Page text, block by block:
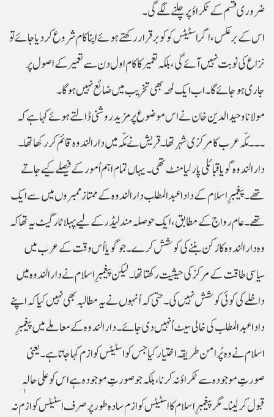
ضروری قسم کے ٹکراؤ پر چلنے لگے گی۔
اس کے برعکس، اگر اسٹیٹس کو کو برقرار رکھتے ہوئے اپنا کام شروع کردیا جائے تو
نزاع کی نوبت نہیں آئے گی، بلکہ تعمیر کا کام اول دن سے تعمیر کے اصول پر
جاری ہوجائے گا۔ اب ایک لمحہ بھی تخریب میں ضائع نہیں ہوگا۔
مولانا وحید الدین خان نے اس موضوع پر مزید روشنی ڈالتے ہوئے کہا ہے کہ
۔۔۔ مکّہ عرب کا مرکزی شہر تھا۔ قریش نے مکّہ میں دار الندوہ قائم کررکھا تھا۔
دار الندوہ گویا قبائلی پارلیامنٹ تھی۔یہاں تمام اہم اُمور کے فیصلے کیے جاتے
تھے۔ پیغمبرِ اسلام کے دادا عبدالمطلب دارالندوہ کے ممتاز ممبروں میں سے ایک
تھے۔عام رواج کے مطابق، ایک حوصلہ مند لیڈر کے لیے پہلا ٹارگیٹ یہ تھا کہ
وہ دار الندوہ کا رُکن بننے کی کوشش کرے۔ جو گویا اُس وقت کے عرب میں
سیاسی طاقت کے مرکز کی حیثیت رکھتا تھا۔لیکن پیغمبرِ اسلام نے دار الندوہ میں
داخلے کی کوئی کوشش نہیں کی۔ حتی کہ اُنہوں نے یہ مطالبہ بھی نہیں کیا کہ اپنے
دادا عبد المطلب کی خالی سیٹ اُنہیں دی جائے۔دار الندوہ کے معاملے میں پیغمبرِ
اسلام نے وہ پُر امن طریقہ اختیار کیا جس کو اسٹیٹس کوازم کہا جاتا ہے۔ یعنی
صورتِ موجودہ سے ٹکراؤ نہ کرنا، بلکہ جو صورتِ موجودہ ہے اس کو علی حالہٖ
قبول کرلینا۔ مگر پیغمبرِ اسلام کا اسٹیٹس کوازم سادہ طورپر صرف اسٹیٹس کوازم نہ